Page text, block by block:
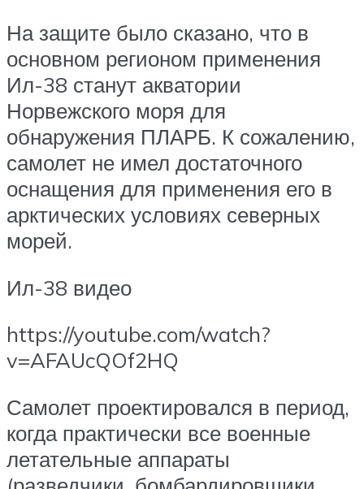
На защите было сказано, что в
основном регионом применения
Ил-38 станут акватории
Норвежского моря для
обнаружения ПЛАРБ. К сожалению,
самолет не имел достаточного
оснащения для применения его в
арктических условиях северных
морей.
Ил-38 видео
https://youtube.com/watch?
v=AFAUcQOf2HQ
Самолет проектировался в период,
когда практически все военные
летательные аппараты